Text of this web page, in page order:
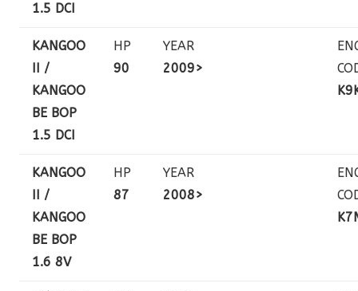
1.5 DCI
KANGOO
II /
KANGOO
BE BOP
1.5 DCI
HP
90
YEAR
2009>
KANGOO
II /
KANGOO
BE BOP
1.6 8V
HP
87
YEAR
2008>